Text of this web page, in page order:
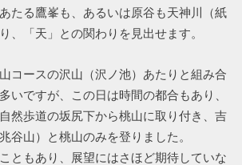
たる鷹峯も、あるいは原谷も天神川（紙
、「天」との関わりを見出せます。
コースの沢山（沢ノ池）あたりと組み合
いですが、この日は時間の都合もあり、
然歩道の坂尻下から桃山に取り付き、吉
谷山）と桃山のみを登りました。
ともあり、展望にはさほど期待していな